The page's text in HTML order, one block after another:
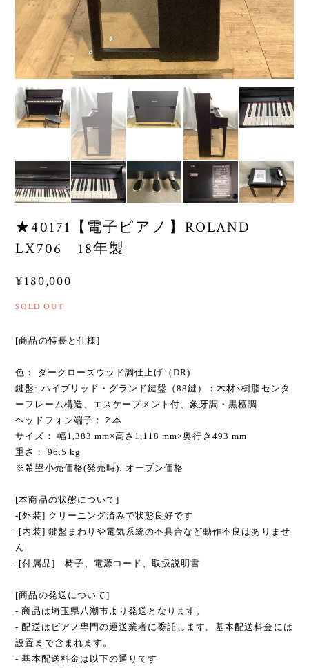
★40171【電子ピアノ】ROLAND
LX706 18年製
¥180,000
SOLD OUT
[商品の特長と仕様]
色： ダークローズウッド調仕上げ（DR)
鍵盤: ハイブリッド・グランド鍵盤（88鍵）：木材×樹脂センタ
ーフレーム構造、エスケープメント付、象牙調・黒檀調
ヘッドフォン端子：２本
サイズ： 幅1,383 mm×高さ1,118 mm×奥行き493 mm
重さ： 96.5 kg
※希望小売価格(発売時): オープン価格
[本商品の状態について]
-[外装] クリーニング済みで状態良好です
-[内装] 鍵盤まわりや電気系統の不具合など動作不良はありませ
ん
-[付属品] 椅子、電源コード、取扱説明書
[商品の発送について]
- 商品は埼玉県八潮市より発送となります。
- 配送はピアノ専門の運送業者に委託します。基本配送料金には
設置まで含まれます。
- 基本配送料金は以下の通りです